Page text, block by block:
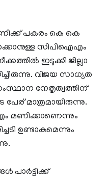
പകരം കെ കെ
സിപിഐഎം
ഇടുക്കി ജില്ലാ
വിജയ സാധ്യത
നേതൃത്വത്തിന്
മാത്രമായിരുന്നു.
മണിക്കാണെന്നും
ഉണ്ടാകുമെന്നും
പാർട്ടിക്ക്